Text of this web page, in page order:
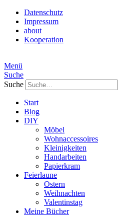
Datenschutz
Impressum
about
Kooperation
Menü
Suche
Suche
Start
Blog
DIY
Möbel
Wohnaccessoires
Kleinigkeiten
Handarbeiten
Papierkram
Feierlaune
Ostern
Weihnachten
Valentinstag
Meine Bücher